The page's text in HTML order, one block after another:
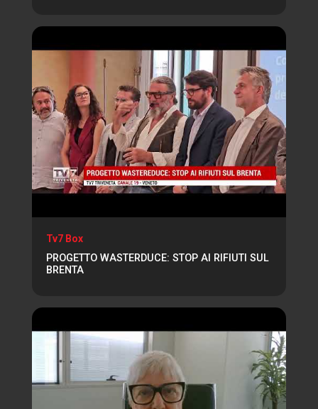
Tv7 Box
PROGETTO WASTERDUCE: STOP AI RIFIUTI SUL
BRENTA